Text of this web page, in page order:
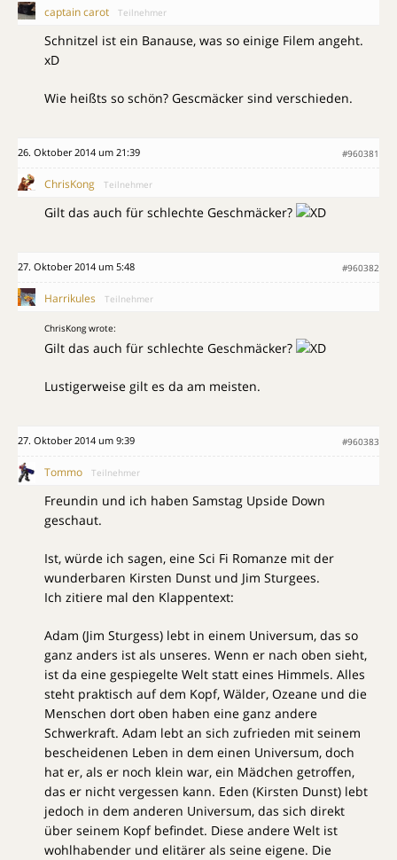
captain carot Teilnehmer
Schnitzel ist ein Banause, was so einige Filem angeht.
xD
Wie heißts so schön? Gescmäcker sind verschieden.
26. Oktober 2014 um 21:39 #960381
ChrisKong Teilnehmer
Gilt das auch für schlechte Geschmäcker?
27. Oktober 2014 um 5:48 #960382
Harrikules Teilnehmer
ChrisKong wrote:
Gilt das auch für schlechte Geschmäcker?
Lustigerweise gilt es da am meisten.
27. Oktober 2014 um 9:39 #960383
Tommo Teilnehmer
Freundin und ich haben Samstag Upside Down
geschaut.
Ist, würde ich sagen, eine Sci Fi Romanze mit der
wunderbaren Kirsten Dunst und Jim Sturgees.
Ich zitiere mal den Klappentext:
Adam (Jim Sturgess) lebt in einem Universum, das so
ganz anders ist als unseres. Wenn er nach oben sieht,
ist da eine gespiegelte Welt statt eines Himmels. Alles
steht praktisch auf dem Kopf, Wälder, Ozeane und die
Menschen dort oben haben eine ganz andere
Schwerkraft. Adam lebt an sich zufrieden mit seinem
bescheidenen Leben in dem einen Universum, doch
hat er, als er noch klein war, ein Mädchen getroffen,
das er nicht vergessen kann. Eden (Kirsten Dunst) lebt
jedoch in dem anderen Universum, das sich direkt
über seinem Kopf befindet. Diese andere Welt ist
wohlhabender und elitärer als seine eigene. Die